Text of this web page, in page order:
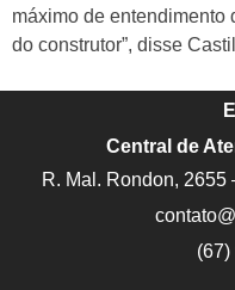
máximo de entendimento
do construtor”, disse
Central de
R. Mal. Rondon, 2655